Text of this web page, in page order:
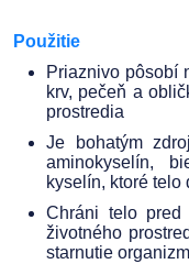
Použitie
Priaznivo pôsobí
krv, pečeň a
prostredia
Je bohatým
aminokyselín,
kyselín, ktoré
Chráni telo pred
životného
starnutie